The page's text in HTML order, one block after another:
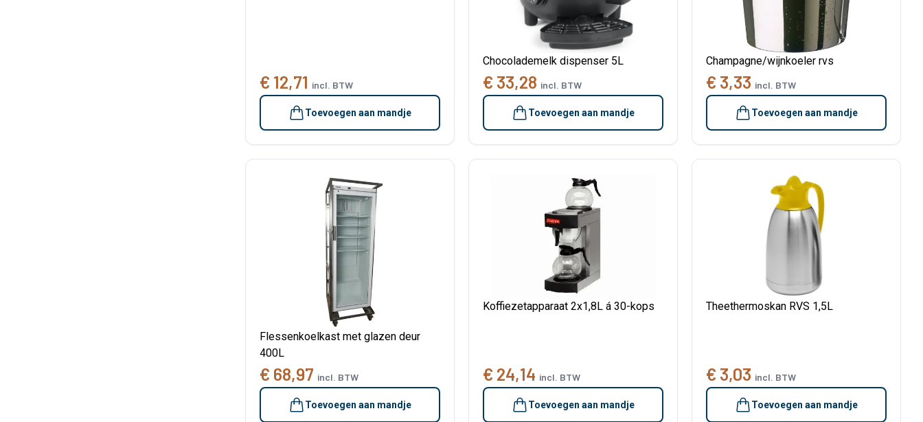
€ 12,71 incl. BTW
Toevoegen aan mandje
Chocolademelk dispenser 5L
€ 33,28 incl. BTW
Toevoegen aan mandje
Champagne/wijnkoeler rvs
€ 3,33 incl. BTW
Toevoegen aan mandje
Flessenkoelkast met glazen deur
400L
€ 68,97 incl. BTW
Toevoegen aan mandje
Koffiezetapparaat 2x1,8L á 30-kops
€ 24,14 incl. BTW
Toevoegen aan mandje
Theethermoskan RVS 1,5L
€ 3,03 incl. BTW
Toevoegen aan mandje